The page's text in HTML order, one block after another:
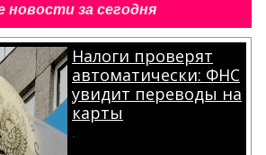
новости за сегодня
Налоги проверят
автоматически: ФНС
увидит переводы на
карты
.